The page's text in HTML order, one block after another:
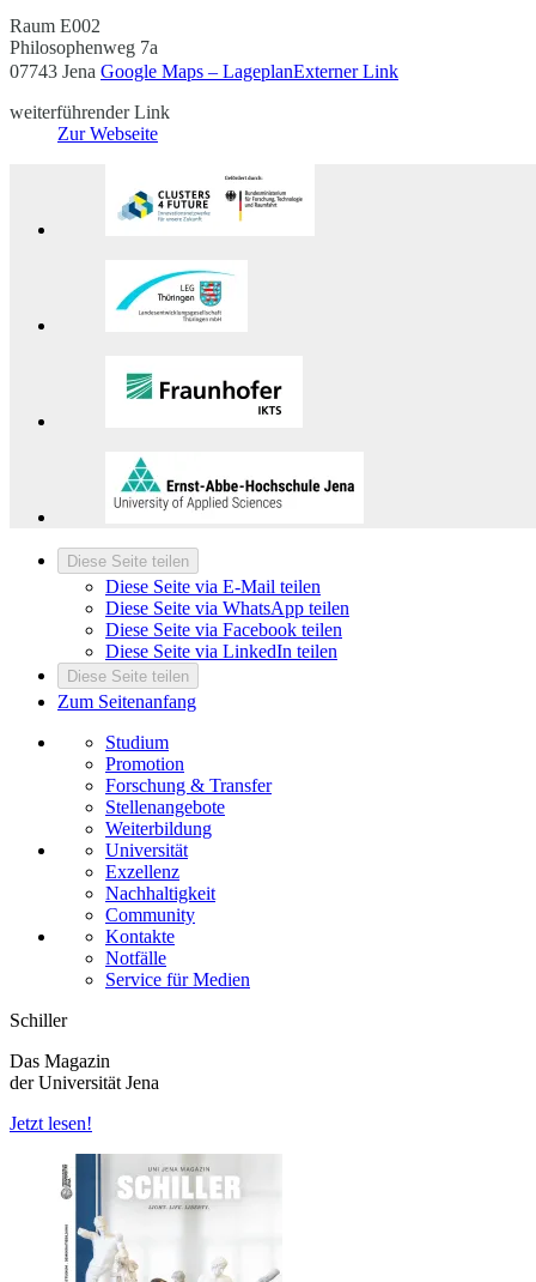
Raum E002
Philosophenweg 7a
07743 Jena Google Maps – LageplanExterner Link
weiterführender Link
Zur Webseite
Diese Seite teilen
Diese Seite via E-Mail teilen
Diese Seite via WhatsApp teilen
Diese Seite via Facebook teilen
Diese Seite via LinkedIn teilen
Diese Seite teilen
Zum Seitenanfang
Studium
Promotion
Forschung & Transfer
Stellenangebote
Weiterbildung
Universität
Exzellenz
Nachhaltigkeit
Community
Kontakte
Notfälle
Service für Medien
Schiller
Das Magazin
der Universität Jena
Jetzt lesen!